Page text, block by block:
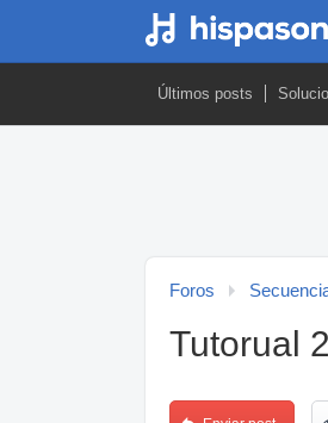
Últimos posts
Foros
Tutorual